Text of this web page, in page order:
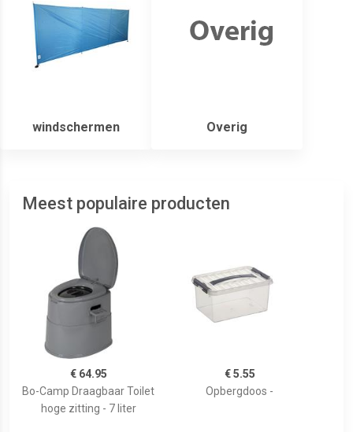
windschermen Overig
Meest populaire producten
€ 64.95
Bo-Camp Draagbaar Toilet
hoge zitting - 7 liter
€ 5.55
Opbergdoos -